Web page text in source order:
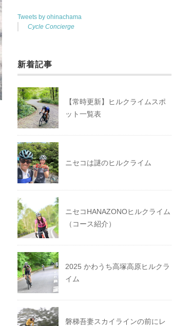
Tweets by ohinachama
Cycle Concierge
新着記事
【常時更新】ヒルクライムスポ
ット一覧表
ニセコは謎のヒルクライム
ニセコHANAZONOヒルクライム
（コース紹介）
2025 かわうち高塚高原ヒルクラ
イム
磐梯吾妻スカイラインの前にレ